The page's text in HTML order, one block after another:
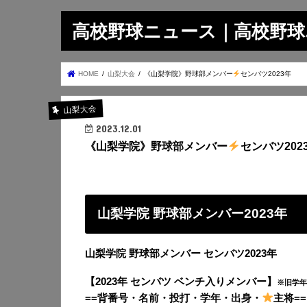
高校野球ニュース｜高校野
HOME 山梨大会 《山梨学院》野球部メンバー センバツ2023年
山梨大会
2023.12.01
《山梨学院》野球部メンバー センバツ
山梨学院 野球部メンバー2023年
山梨学院 野球部メンバー センバツ2023年
【2023年 センバツ ベンチ入りメンバー】 ※旧学年
==背番号・名前・投打・学年・出身・ 主将==